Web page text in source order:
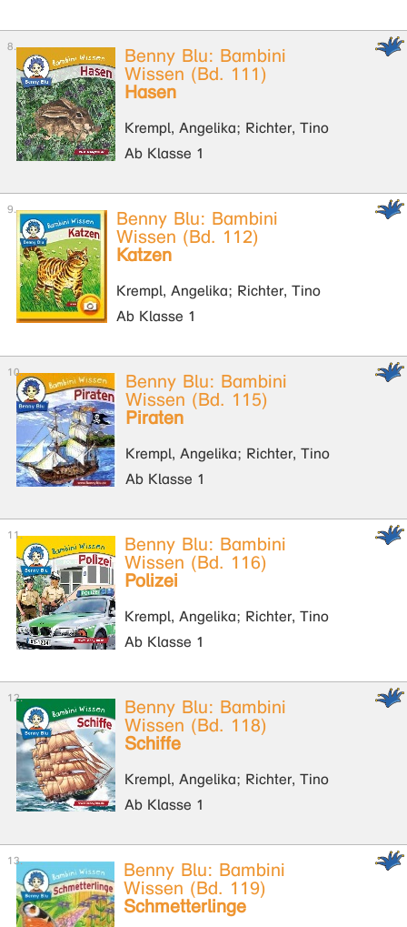
Benny Blu: Bambini
Wissen (Bd. 111)
Hasen
Krempl, Angelika; Richter, Tino
Ab Klasse 1
Benny Blu: Bambini
Wissen (Bd. 112)
Katzen
Krempl, Angelika; Richter, Tino
Ab Klasse 1
Benny Blu: Bambini
Wissen (Bd. 115)
Piraten
Krempl, Angelika; Richter, Tino
Ab Klasse 1
Benny Blu: Bambini
Wissen (Bd. 116)
Polizei
Krempl, Angelika; Richter, Tino
Ab Klasse 1
Benny Blu: Bambini
Wissen (Bd. 118)
Schiffe
Krempl, Angelika; Richter, Tino
Ab Klasse 1
Benny Blu: Bambini
Wissen (Bd. 119)
Schmetterlinge